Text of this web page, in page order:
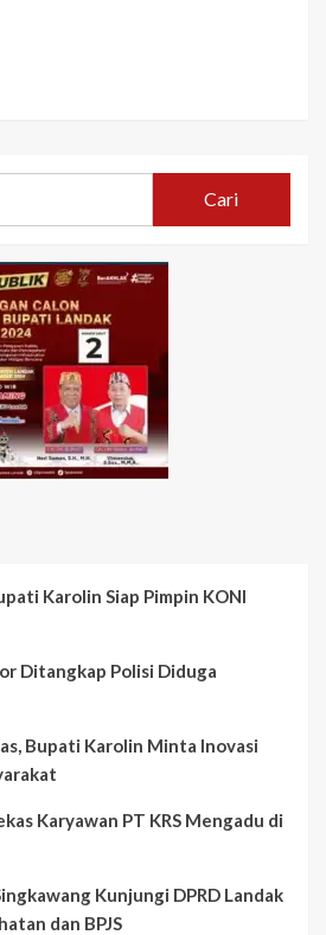
Karolin Siap Pimpin KONI
Ditangkap Polisi Diduga
Bupati Karolin Minta Inovasi
Karyawan PT KRS Mengadu di
Kunjungi DPRD Landak
dan BPJS